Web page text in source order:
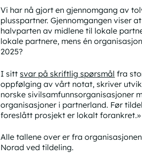
Vi har nå gjort en gjennomgang av
plusspartner. Gjennomgangen viser
halvparten av midlene til lokale
lokale partnere, mens én
2025?
I sittsvar på skriftlig spørsmål fra
oppfølging av vårt notat, skriver
norske sivilsamfunnsorganisasjoner
organisasjoner i partnerland. Før
foreslått prosjekt er lokalt forankret.»
Alle tallene over er fra
Norad ved tildeling.